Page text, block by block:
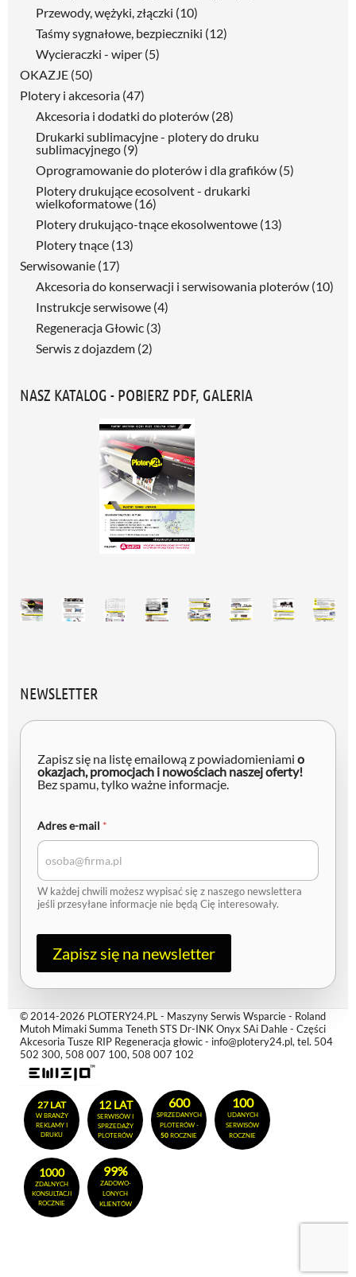
Przewody, wężyki, złączki (10)
Taśmy sygnałowe, bezpieczniki (12)
Wycieraczki - wiper (5)
OKAZJE (50)
Plotery i akcesoria (47)
Akcesoria i dodatki do ploterów (28)
Drukarki sublimacyjne - plotery do druku
sublimacyjnego (9)
Oprogramowanie do ploterów i dla grafików (5)
Plotery drukujące ecosolvent - drukarki
wielkoformatowe (16)
Plotery drukująco-tnące ekosolwentowe (13)
Plotery tnące (13)
Serwisowanie (17)
Akcesoria do konserwacji i serwisowania ploterów (10)
Instrukcje serwisowe (4)
Regeneracja Głowic (3)
Serwis z dojazdem (2)
NASZ KATALOG - POBIERZ PDF, GALERIA
NEWSLETTER
Zapisz się na listę emailową z powiadomieniami o
okazjach, promocjach i nowościach naszej oferty!
Bez spamu, tylko ważne informacje.
d
r
e
-
m
i
Adres e-mail *
W każdej chwili możesz wypisać się z naszego newslettera
jeśli przesyłane informacje nie będą Cię interesowały.
Zapisz się na newsletter
© 2014-2026 PLOTERY24.PL - Maszyny Serwis Wsparcie - Roland
Mutoh Mimaki Summa Teneth STS Dr-INK Onyx SAi Dahle - Części
Akcesoria Tusze RIP Regeneracja głowic - info@plotery24.pl, tel. 504
502 300, 508 007 100, 508 007 102
27 LAT
W BRANŻY
REKLAMY I
DRUKU
12 LAT
SERWISÓW I
SPRZEDAŻY
PLOTERÓW
600
SPRZEDANYCH
PLOTERÓW -
50 ROCZNIE
100
UDANYCH
SERWISÓW
ROCZNIE
1000
ZDALNYCH
KONSULTACJI
ROCZNIE
99%
ZADOWO-
LONYCH
KLIENTÓW